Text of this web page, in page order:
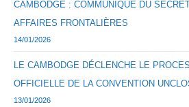
CAMBODGE : COMMUNIQUÉ DU
AFFAIRES FRONTALIÈRES
14/01/2026
LE CAMBODGE DÉCLENCHE LE
OFFICIELLE DE LA CONVENTION
13/01/2026